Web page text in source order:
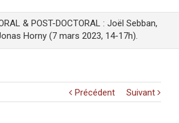
& POST-DOCTORAL : Joël Sebban,
Horny (7 mars 2023, 14-17h).
Précédent Suivant